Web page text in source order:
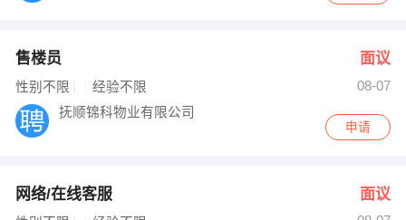
技术员/工程师
水电/机修
出纳
编辑
保洁
售楼员 面议
性别不限 经验不限
08-07
抚顺锦科物业有限公司
申请
网络/在线客服 面议